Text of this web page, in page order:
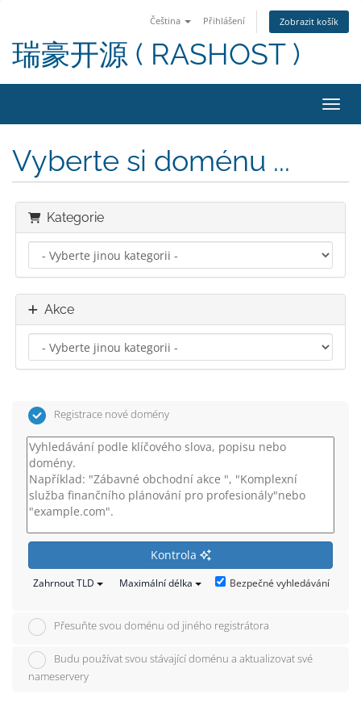
Čeština Přihlášení Zobrazit košík
瑞豪开源 ( RASHOST )
Vyberte si doménu ...
Kategorie
Akce
Registrace nové domény
Kontrola
Zahrnout TLD Maximální délka Bezpečné vyhledávání
Přesuňte svou doménu od jiného registrátora
Budu používat svou stávající doménu a aktualizovat své
nameservery